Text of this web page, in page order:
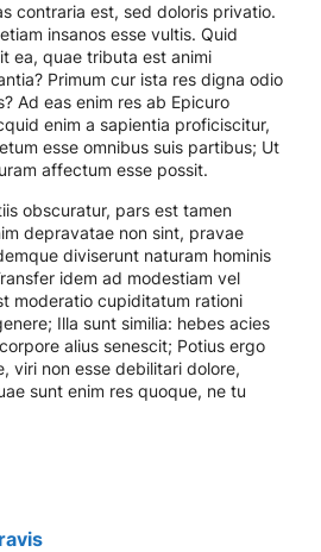
contraria est, sed doloris privatio.
insanos esse vultis. Quid
ea, quae tributa est animi
Primum cur ista res digna odio
Ad eas enim res ab Epicuro
enim a sapientia proficiscitur,
esse omnibus suis partibus; Ut
affectum esse possit.
obscuratur, pars est tamen
depravatae non sint, pravae
diviserunt naturam hominis
idem ad modestiam vel
moderatio cupiditatum rationi
Illa sunt similia: hebes acies
alius senescit; Potius ergo
viri non esse debilitari dolore,
sunt enim res quoque, ne tu